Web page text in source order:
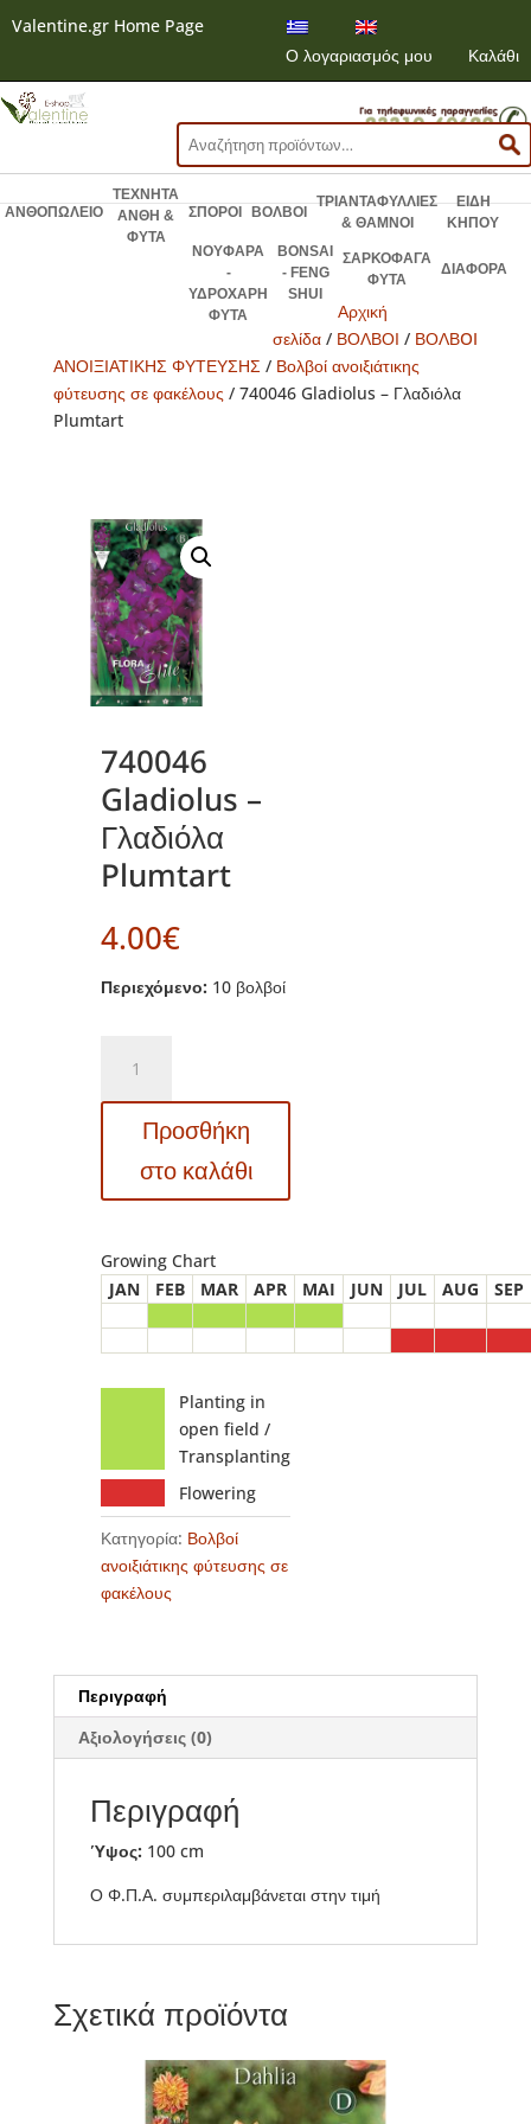
Valentine.gr Home Page
Ο λογαριασμός μου
Καλάθι
Αναζήτηση
για:
ΑΝΘΟΠΩΛΕΙΟ
ΤΕΧΝΗΤΑ
ΑΝΘΗ &
ΦΥΤΑ
ΣΠΟΡΟΙ ΒΟΛΒΟΙ
ΤΡΙΑΝΤΑΦΥΛΛΙΕΣ
& ΘΑΜΝΟΙ
ΕΙΔΗ
ΚΗΠΟΥ
ΝΟΥΦΑΡΑ
-
ΥΔΡΟΧΑΡΗ
ΦΥΤΑ
BONSAI
- FENG
SHUI
ΣΑΡΚΟΦΑΓΑ
ΦΥΤΑ
ΔΙΑΦΟΡΑ
Αρχική
σελίδα / ΒΟΛΒΟΙ / ΒΟΛΒOI
ΑΝΟΙΞΙΑΤΙΚΗΣ ΦΥΤΕΥΣΗΣ/ Βολβοί ανοιξιάτικης
φύτευσης σε φακέλους / 740046 Gladiolus – Γλαδιόλα
Plumtart
740046
Gladiolus –
Γλαδιόλα
Plumtart
4.00€
Περιεχόμενο: 10 βολβοί
Gladiolus
-
Γλαδιόλα
ποσότητα
Προσθήκη
στο καλάθι
Growing Chart
JAN
FEB MAR APR MAI JUN JUL AUG SEP
Planting in
open field /
Transplanting
Flowering
Κατηγορία: Βολβοί
ανοιξιάτικης φύτευσης σε
φακέλους
Περιγραφή
Αξιολογήσεις (0)
Περιγραφή
Ύψος: 100 cm
Ο Φ.Π.Α. συμπεριλαμβάνεται στην τιμή
Σχετικά προϊόντα